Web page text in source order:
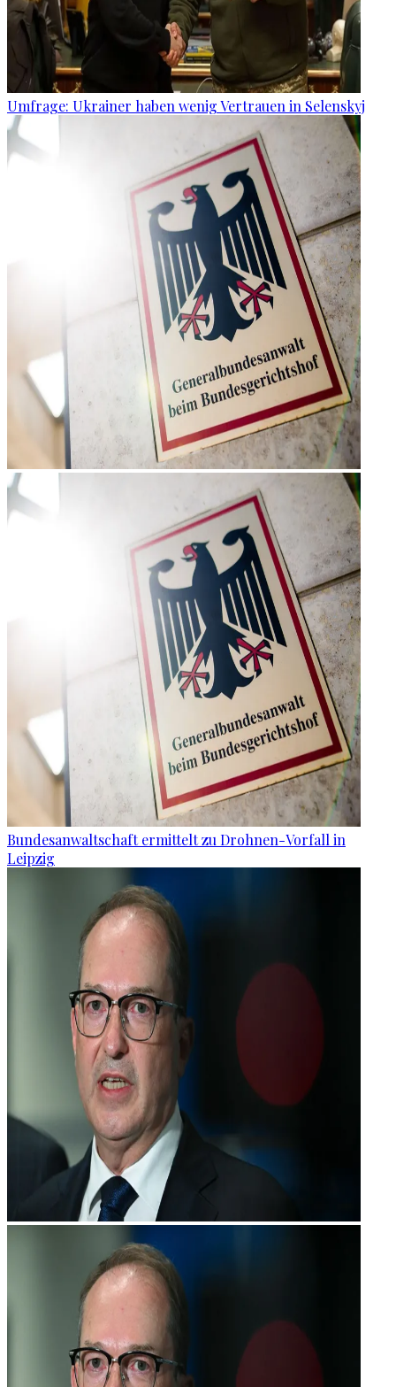
Umfrage: Ukrainer haben wenig Vertrauen in Selenskyj
Bundesanwaltschaft ermittelt zu Drohnen-Vorfall in
Leipzig